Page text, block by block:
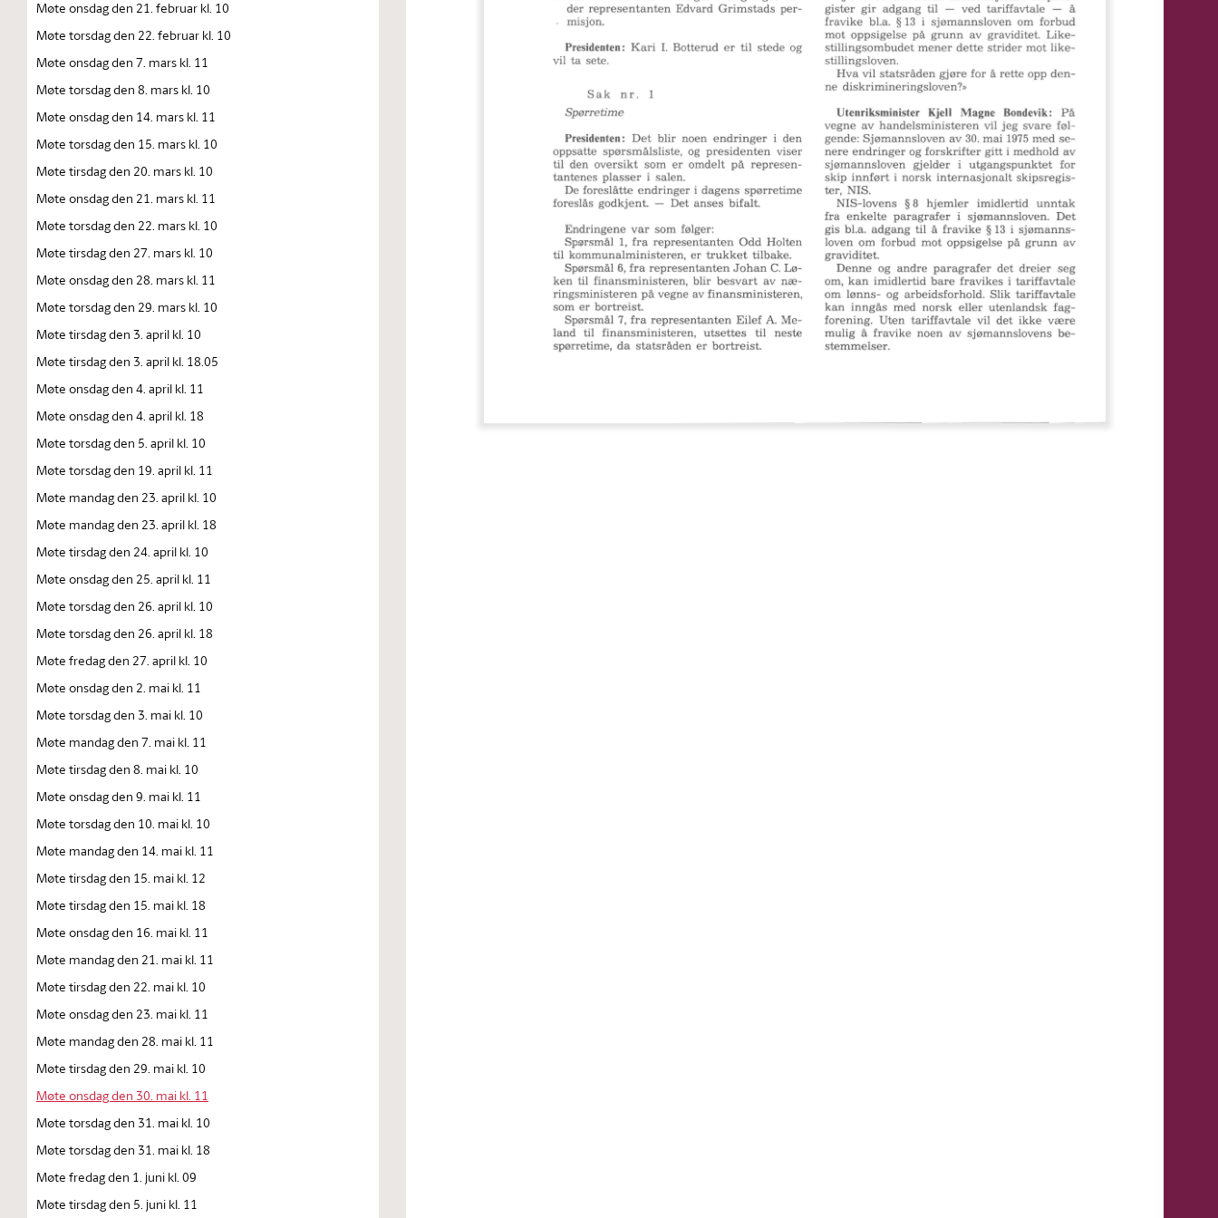
Møte onsdag den 21. februar kl. 10
Møte torsdag den 22. februar kl. 10
Møte onsdag den 7. mars kl. 11
Møte torsdag den 8. mars kl. 10
Møte onsdag den 14. mars kl. 11
Møte torsdag den 15. mars kl. 10
Møte tirsdag den 20. mars kl. 10
Møte onsdag den 21. mars kl. 11
Møte torsdag den 22. mars kl. 10
Møte tirsdag den 27. mars kl. 10
Møte onsdag den 28. mars kl. 11
Møte torsdag den 29. mars kl. 10
Møte tirsdag den 3. april kl. 10
Møte tirsdag den 3. april kl. 18.05
Møte onsdag den 4. april kl. 11
Møte onsdag den 4. april kl. 18
Møte torsdag den 5. april kl. 10
Møte torsdag den 19. april kl. 11
Møte mandag den 23. april kl. 10
Møte mandag den 23. april kl. 18
Møte tirsdag den 24. april kl. 10
Møte onsdag den 25. april kl. 11
Møte torsdag den 26. april kl. 10
Møte torsdag den 26. april kl. 18
Møte fredag den 27. april kl. 10
Møte onsdag den 2. mai kl. 11
Møte torsdag den 3. mai kl. 10
Møte mandag den 7. mai kl. 11
Møte tirsdag den 8. mai kl. 10
Møte onsdag den 9. mai kl. 11
Møte torsdag den 10. mai kl. 10
Møte mandag den 14. mai kl. 11
Møte tirsdag den 15. mai kl. 12
Møte tirsdag den 15. mai kl. 18
Møte onsdag den 16. mai kl. 11
Møte mandag den 21. mai kl. 11
Møte tirsdag den 22. mai kl. 10
Møte onsdag den 23. mai kl. 11
Møte mandag den 28. mai kl. 11
Møte tirsdag den 29. mai kl. 10
Møte onsdag den 30. mai kl. 11
Møte torsdag den 31. mai kl. 10
Møte torsdag den 31. mai kl. 18
Møte fredag den 1. juni kl. 09
Møte tirsdag den 5. juni kl. 11